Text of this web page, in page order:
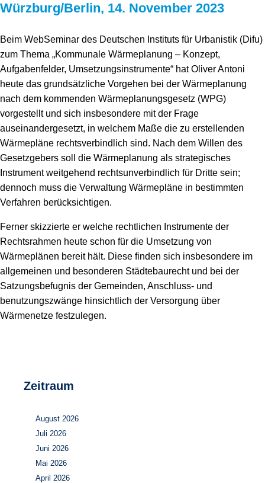
Sektorenkopplung
Speicher
Stromerzeugung
Wasserstoff
Team
Forschungsnetzwerk
Bibliothek
Newsletter
Infomaterial
Schriften zum Umweltenergierecht
Würzburg/Berlin, 14. November 2023
Beim WebSeminar des Deutschen Instituts für Urbanistik (Difu)
zum Thema „Kommunale Wärmeplanung – Konzept,
Aufgabenfelder, Umsetzungsinstrumente“ hat Oliver Antoni
heute das grundsätzliche Vorgehen bei der Wärmeplanung
nach dem kommenden Wärmeplanungsgesetz (WPG)
vorgestellt und sich insbesondere mit der Frage
auseinandergesetzt, in welchem Maße die zu erstellenden
Wärmepläne rechtsverbindlich sind. Nach dem Willen des
Gesetzgebers soll die Wärmeplanung als strategisches
Instrument weitgehend rechtsunverbindlich für Dritte sein;
dennoch muss die Verwaltung Wärmepläne in bestimmten
Verfahren berücksichtigen.
Ferner skizzierte er welche rechtlichen Instrumente der
Rechtsrahmen heute schon für die Umsetzung von
Wärmeplänen bereit hält. Diese finden sich insbesondere im
allgemeinen und besonderen Städtebaurecht und bei der
Satzungsbefugnis der Gemeinden, Anschluss- und
benutzungszwänge hinsichtlich der Versorgung über
Wärmenetze festzulegen.
Zeitraum
August 2026
Juli 2026
Juni 2026
Mai 2026
April 2026